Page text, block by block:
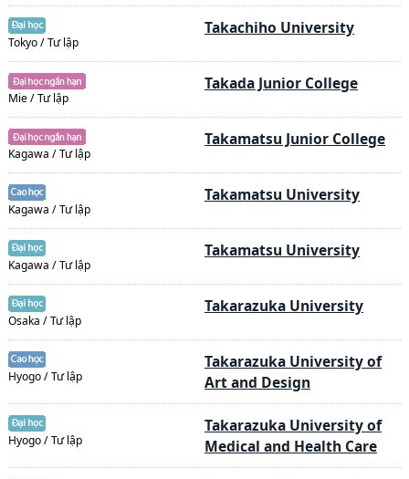
Tokyo / Tư lập
Takachiho University
Mie / Tư lập
Takada Junior College
Kagawa / Tư lập
Takamatsu Junior College
Kagawa / Tư lập
Takamatsu University
Kagawa / Tư lập
Takamatsu University
Osaka / Tư lập
Takarazuka University
Hyogo / Tư lập
Takarazuka University of
Art and Design
Hyogo / Tư lập
Takarazuka University of
Medical and Health Care